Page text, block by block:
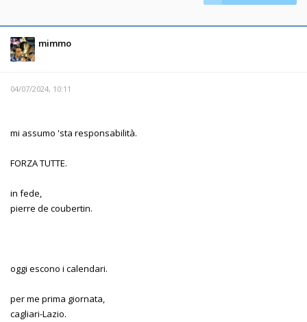
mimmo
04/07/2024, 10:11
mi assumo 'sta responsabilità.
FORZA TUTTE.
in fede,
pierre de coubertin.
oggi escono i calendari.
per me prima giornata,
cagliari-Lazio.